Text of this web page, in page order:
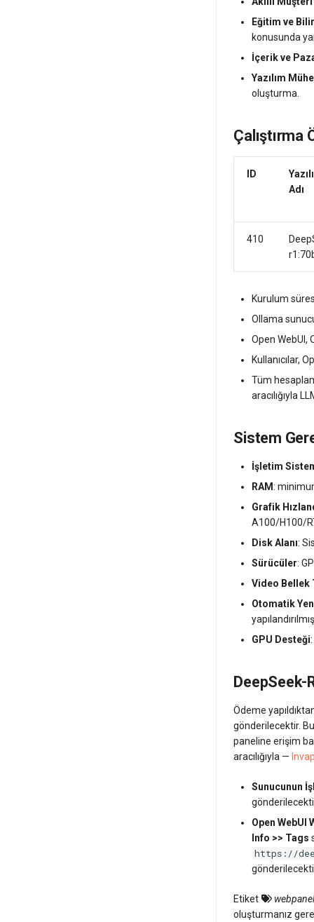
Eğitim ve
konusunda
İçerik ve
Yazılım
oluşturma.
Çalıştırma
ID
Adı
410
Kurulum
Ollama
Open WebUI,
Kullanıcılar,
Tüm
aracılığıyla
Sistem
İşletim
RAM:
Grafik
A100/H100/
Disk Alanı:
Sürücüler:
Video Bellek
Otomatik
GPU Desteği
DeepSeek-
Ödeme
gönderilecektir.
paneline erişim
aracılığıyla —
Sunucunun
Open WebUI
Info >> Tags
https://
Etiket webpanel
oluşturmanız